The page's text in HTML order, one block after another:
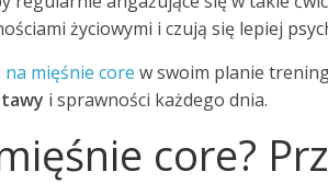
życiowymi i czują się lepiej
na mięśnie core w swoim planie
i sprawności każdego dnia.
core?